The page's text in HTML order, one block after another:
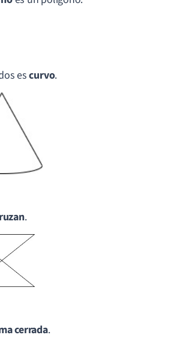
escurvo.
.
cerrada.